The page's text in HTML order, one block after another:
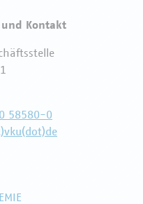
und Kontakt
58580-0